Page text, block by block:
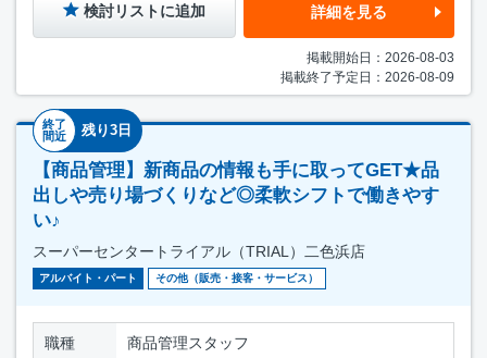
検討リストに追加 詳細を見る
掲載開始日：2026-08-03
掲載終了予定日：2026-08-09
終了
間近
残り3日
【商品管理】新商品の情報も手に取ってGET★品
出しや売り場づくりなど◎柔軟シフトで働きやす
い♪
スーパーセンタートライアル（TRIAL）二色浜店
アルバイト・パート その他（販売・接客・サービス）
職種 商品管理スタッフ